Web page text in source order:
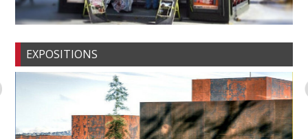
EXPOSITIONS